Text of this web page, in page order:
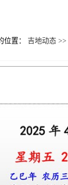
置： 吉地动态 >>